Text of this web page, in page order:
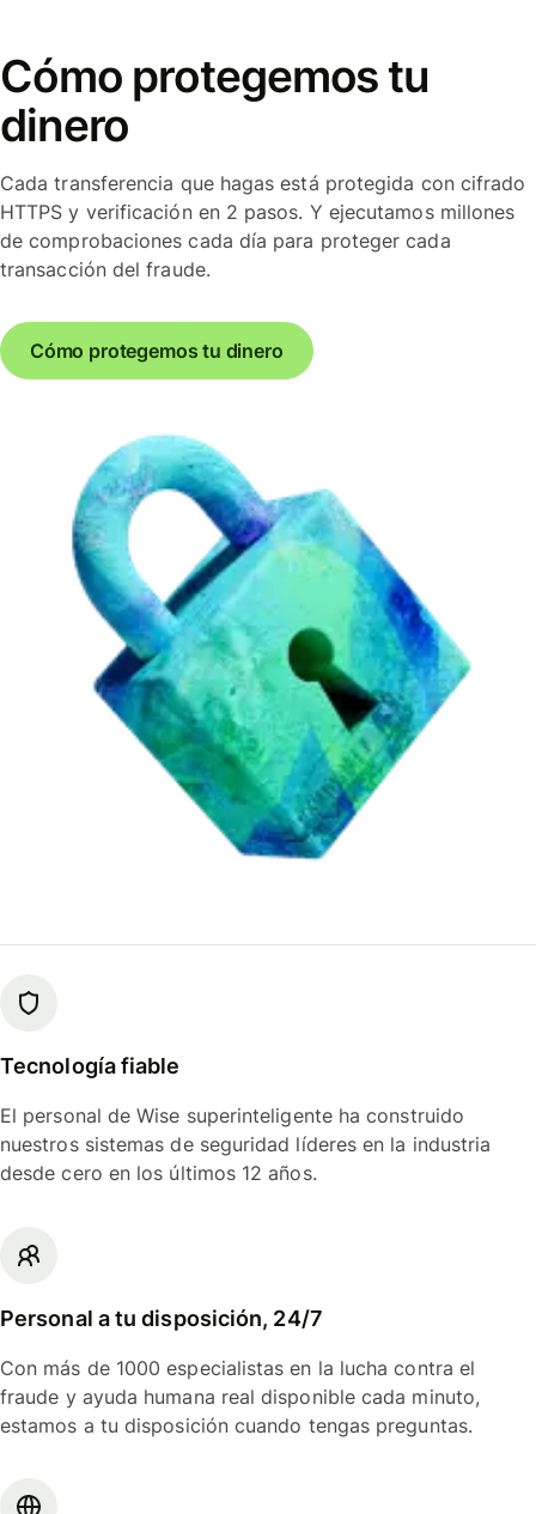
Cómo protegemos tu
dinero
Cada transferencia que hagas está protegida con cifrado
HTTPS y verificación en 2 pasos. Y ejecutamos millones
de comprobaciones cada día para proteger cada
transacción del fraude.
Cómo protegemos tu dinero
Tecnología fiable
El personal de Wise superinteligente ha construido
nuestros sistemas de seguridad líderes en la industria
desde cero en los últimos 12 años.
Personal a tu disposición, 24/7
Con más de 1000 especialistas en la lucha contra el
fraude y ayuda humana real disponible cada minuto,
estamos a tu disposición cuando tengas preguntas.